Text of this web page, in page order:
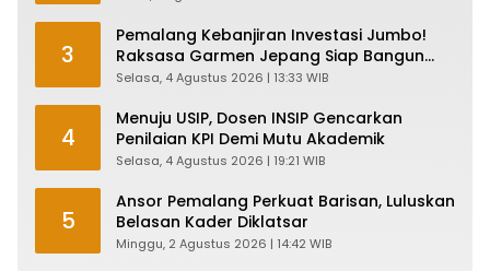
3
Pemalang Kebanjiran Investasi Jumbo!
Raksasa Garmen Jepang Siap Bangun
Pabrik dan Serap Ribuan Tenaga Kerja
Selasa, 4 Agustus 2026 | 13:33 WIB
4
Menuju USIP, Dosen INSIP Gencarkan
Penilaian KPI Demi Mutu Akademik
Selasa, 4 Agustus 2026 | 19:21 WIB
5
Ansor Pemalang Perkuat Barisan, Luluskan
Belasan Kader Diklatsar
Minggu, 2 Agustus 2026 | 14:42 WIB